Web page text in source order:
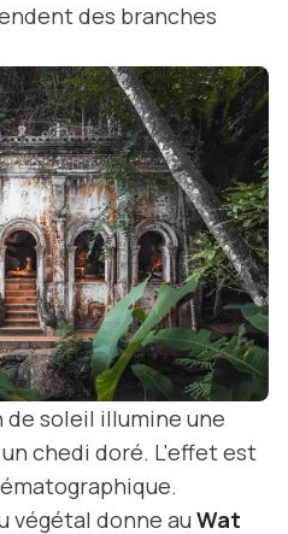
des branches
de soleil illumine une
chedi doré. L'effet est
végétal donne au Wat